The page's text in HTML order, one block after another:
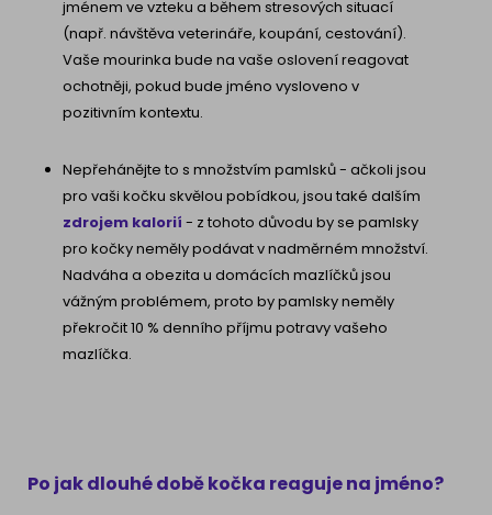
jménem ve vzteku a během stresových situací
(např. návštěva veterináře, koupání, cestování).
Vaše mourinka bude na vaše oslovení reagovat
ochotněji, pokud bude jméno vysloveno v
pozitivním kontextu.
Nepřehánějte to s množstvím pamlsků - ačkoli jsou
pro vaši kočku skvělou pobídkou, jsou také dalším
zdrojem kalorií - z tohoto důvodu by se pamlsky
pro kočky neměly podávat v nadměrném množství.
Nadváha a obezita u domácích mazlíčků jsou
vážným problémem, proto by pamlsky neměly
překročit 10 % denního příjmu potravy vašeho
mazlíčka.
Po jak dlouhé době kočka reaguje na jméno?